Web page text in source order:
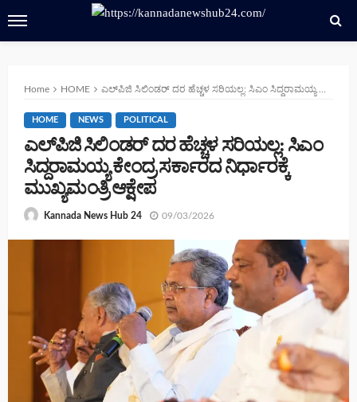
Home HOME ಎಲ್‌ಪಿಜಿ ಸಿಲಿಂಡರ್ ದರ ಹೆಚ್ಚಳ ಸರಿಯಲ್ಲ: ಸಿಎಂ ಸಿದ್ದರಾಮಯ್ಯ ಕೇಂದ್ರ ಸರ್ಕಾರದ ನಿರ್ಧಾರಕ್ಕೆ ಮುಖ್ಯಮಂತ್ರಿ ಆಕ್ಷೇಪ
HOME NEWS POLITICAL
ಎಲ್‌ಪಿಜಿ ಸಿಲಿಂಡರ್ ದರ ಹೆಚ್ಚಳ ಸರಿಯಲ್ಲ: ಸಿಎಂ
ಸಿದ್ದರಾಮಯ್ಯ ಕೇಂದ್ರ ಸರ್ಕಾರದ ನಿರ್ಧಾರಕ್ಕೆ
ಮುಖ್ಯಮಂತ್ರಿ ಆಕ್ಷೇಪ
Kannada News Hub 24 09/03/2026